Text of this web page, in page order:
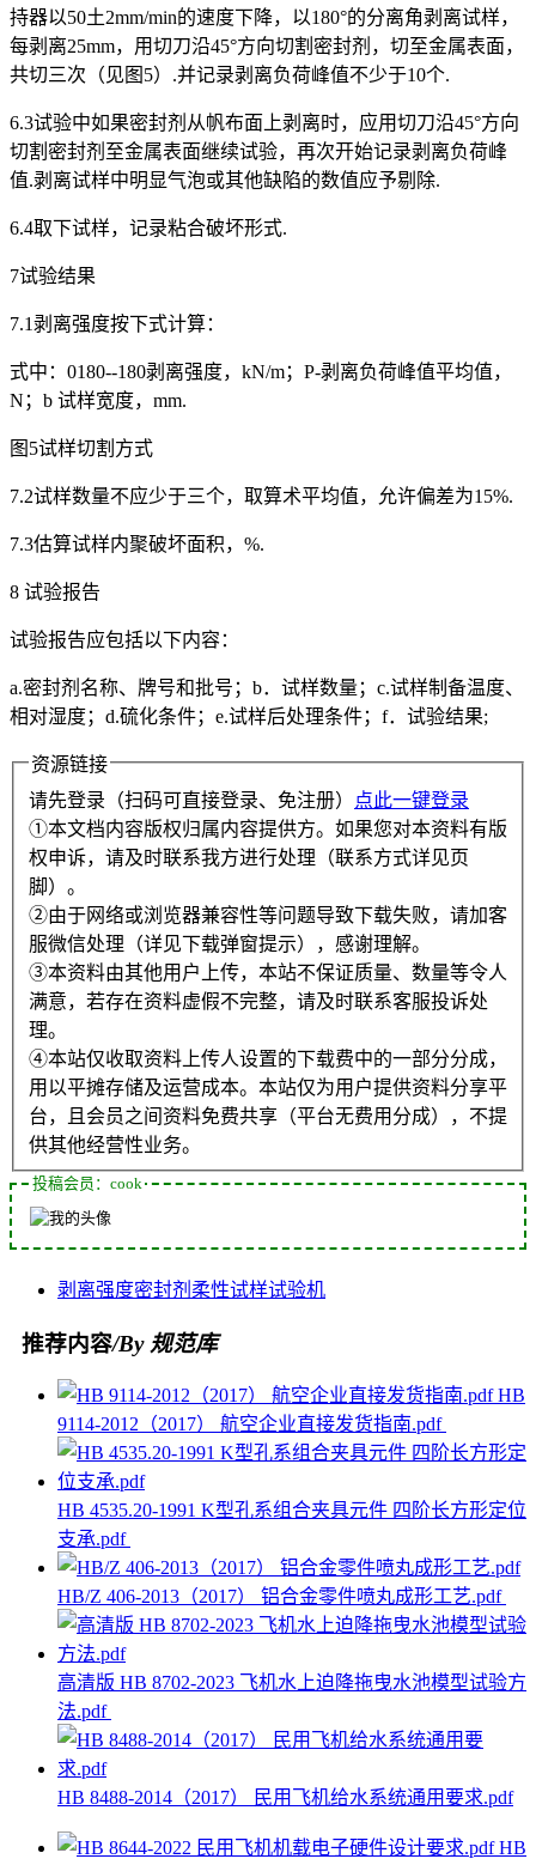
持器以50土2mm/min的速度下降，以180°的分离角剥离试样，
每剥离25mm，用切刀沿45°方向切割密封剂，切至金属表面，
共切三次（见图5）.并记录剥离负荷峰值不少于10个.
6.3试验中如果密封剂从帆布面上剥离时，应用切刀沿45°方向
切割密封剂至金属表面继续试验，再次开始记录剥离负荷峰
值.剥离试样中明显气泡或其他缺陷的数值应予剔除.
6.4取下试样，记录粘合破坏形式.
7试验结果
7.1剥离强度按下式计算：
式中：0180--180剥离强度，kN/m；P-剥离负荷峰值平均值，
N；b 试样宽度，mm.
图5试样切割方式
7.2试样数量不应少于三个，取算术平均值，允许偏差为15%.
7.3估算试样内聚破坏面积，%.
8 试验报告
试验报告应包括以下内容：
a.密封剂名称、牌号和批号；b．试样数量；c.试样制备温度、
相对湿度；d.硫化条件；e.试样后处理条件；f．试验结果;
资源链接
请先登录（扫码可直接登录、免注册）
点此一键登录
①本文档内容版权归属内容提供方。如果您对本资料有版
权申诉，请及时联系我方进行处理（联系方式详见页
脚）。
②由于网络或浏览器兼容性等问题导致下载失败，请加客
服微信处理（详见下载弹窗提示），感谢理解。
③本资料由其他用户上传，本站不保证质量、数量等令人
满意，若存在资料虚假不完整，请及时联系客服投诉处
理。
④本站仅收取资料上传人设置的下载费中的一部分分成，
用以平摊存储及运营成本。本站仅为用户提供资料分享平
台，且会员之间资料免费共享（平台无费用分成），不提
供其他经营性业务。
投稿会员：cook
剥离强度密封剂 柔性试样试验机
推荐内容/By 规范库
HB
9114-2012（2017） 航空企业直接发货指南.pdf
HB 4535.20-1991 K型孔系组合夹具元件 四阶长方形定位
支承.pdf
HB/Z 406-2013（2017） 铝合金零件喷丸成形工艺.pdf
高清版 HB 8702-2023 飞机水上迫降拖曳水池模型试验方
法.pdf
HB 8488-2014（2017） 民用飞机给水系统通用要求.pdf
HB